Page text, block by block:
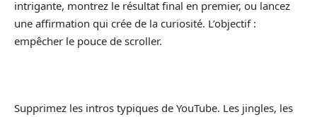
intrigante, montrez le résultat final en premier, ou lancez
une affirmation qui crée de la curiosité. L’objectif :
empêcher le pouce de scroller.
Supprimez les intros typiques de YouTube. Les jingles, les